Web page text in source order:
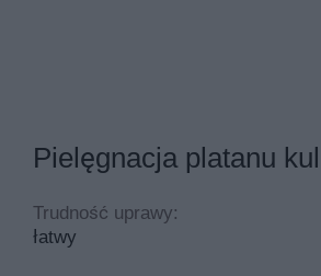
Pielęgnacja platanu
Trudność uprawy:
łatwy